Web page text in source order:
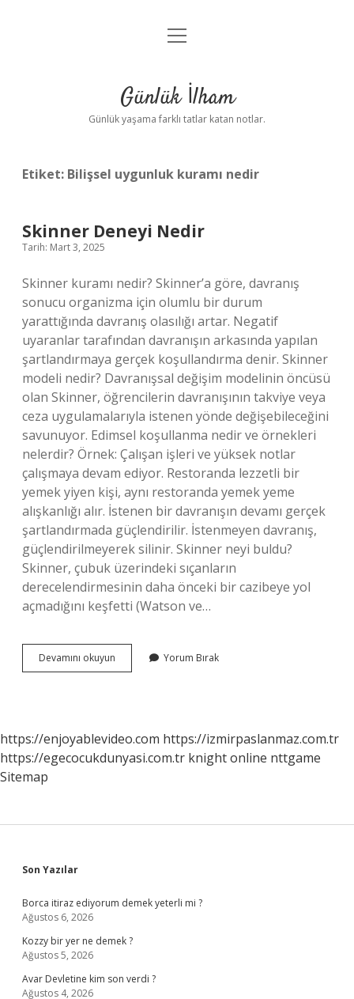
Anasayfa
Yasal Uyarı
menüyü
Günlük İlham
Günlük yaşama farklı tatlar katan notlar.
Etiket: Bilişsel uygunluk kuramı nedir
Skinner Deneyi Nedir
Tarih: Mart 3, 2025
Skinner kuramı nedir? Skinner’a göre, davranış
sonucu organizma için olumlu bir durum
yarattığında davranış olasılığı artar. Negatif
uyaranlar tarafından davranışın arkasında yapılan
şartlandırmaya gerçek koşullandırma denir. Skinner
modeli nedir? Davranışsal değişim modelinin öncüsü
olan Skinner, öğrencilerin davranışının takviye veya
ceza uygulamalarıyla istenen yönde değişebileceğini
savunuyor. Edimsel koşullanma nedir ve örnekleri
nelerdir? Örnek: Çalışan işleri ve yüksek notlar
çalışmaya devam ediyor. Restoranda lezzetli bir
yemek yiyen kişi, aynı restoranda yemek yeme
alışkanlığı alır. İstenen bir davranışın devamı gerçek
şartlandırmada güçlendirilir. İstenmeyen davranış,
güçlendirilmeyerek silinir. Skinner neyi buldu?
Skinner, çubuk üzerindeki sıçanların
derecelendirmesinin daha önceki bir cazibeye yol
açmadığını keşfetti (Watson ve…
Devamını okuyun
Deneyi
Yorum Bırak
https://enjoyablevideo.com https://izmirpaslanmaz.com.tr
https://egecocukdunyasi.com.tr knight online nttgame
Sitemap
Sidebar
Son Yazılar
Borca itiraz ediyorum demek yeterli mi ?
Ağustos 6, 2026
Kozzy bir yer ne demek ?
Ağustos 5, 2026
Avar Devletine kim son verdi ?
Ağustos 4, 2026